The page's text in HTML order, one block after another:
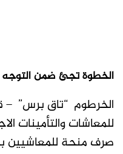
الخطوة تجئ ضمن التوجه
الخرطوم “تاق برس” –
للمعاشات والتأمينات
صرف منحة للمعاشيين